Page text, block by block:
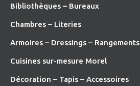
Bibliothèques – Bureaux
Chambres – Literies
Armoires – Dressings – Rangements
Cuisines sur-mesure Morel
Décoration – Tapis – Accessoires